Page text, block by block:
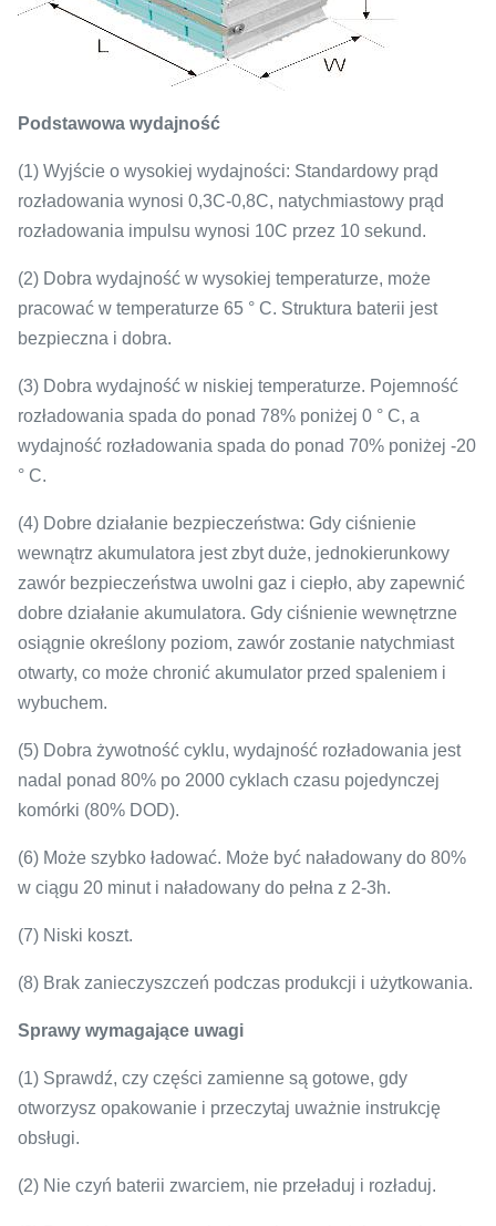
Podstawowa wydajność
(1) Wyjście o wysokiej wydajności: Standardowy prąd
rozładowania wynosi 0,3C-0,8C, natychmiastowy prąd
rozładowania impulsu wynosi 10C przez 10 sekund.
(2) Dobra wydajność w wysokiej temperaturze, może
pracować w temperaturze 65 ° C. Struktura baterii jest
bezpieczna i dobra.
(3) Dobra wydajność w niskiej temperaturze. Pojemność
rozładowania spada do ponad 78% poniżej 0 ° C, a
wydajność rozładowania spada do ponad 70% poniżej -20
° C.
(4) Dobre działanie bezpieczeństwa: Gdy ciśnienie
wewnątrz akumulatora jest zbyt duże, jednokierunkowy
zawór bezpieczeństwa uwolni gaz i ciepło, aby zapewnić
dobre działanie akumulatora. Gdy ciśnienie wewnętrzne
osiągnie określony poziom, zawór zostanie natychmiast
otwarty, co może chronić akumulator przed spaleniem i
wybuchem.
(5) Dobra żywotność cyklu, wydajność rozładowania jest
nadal ponad 80% po 2000 cyklach czasu pojedynczej
komórki (80% DOD).
(6) Może szybko ładować. Może być naładowany do 80%
w ciągu 20 minut i naładowany do pełna z 2-3h.
(7) Niski koszt.
(8) Brak zanieczyszczeń podczas produkcji i użytkowania.
Sprawy wymagające uwagi
(1) Sprawdź, czy części zamienne są gotowe, gdy
otworzysz opakowanie i przeczytaj uważnie instrukcję
obsługi.
(2) Nie czyń baterii zwarciem, nie przeładuj i rozładuj.